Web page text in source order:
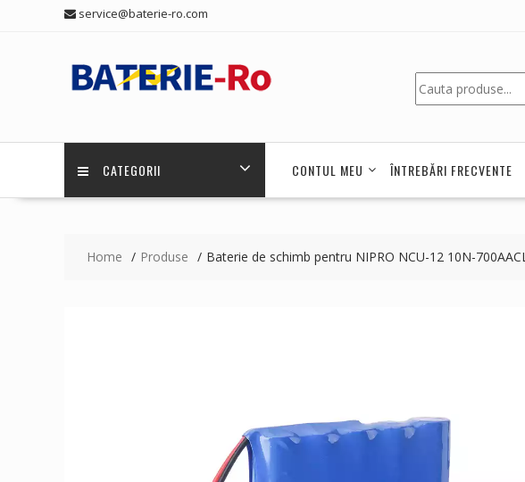
service@baterie-ro.com
Caută
CATEGORII CONTUL MEU ÎNTREBĂRI FRECVENTE
Home Produse Baterie de schimb pentru NIPRO NCU-12 10N-700AACL